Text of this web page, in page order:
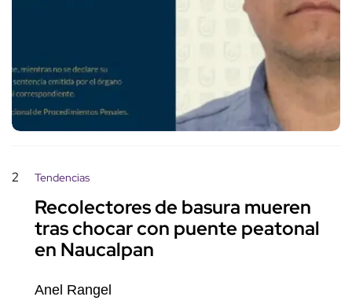
2 Tendencias
Recolectores de basura mueren
tras chocar con puente peatonal
en Naucalpan
Anel Rangel